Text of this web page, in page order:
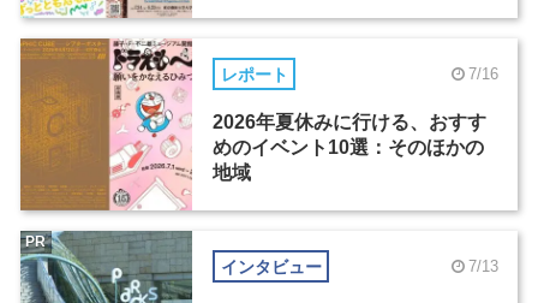
レポート 7/16
2026年夏休みに行ける、おすす
めのイベント10選：そのほかの
地域
インタビュー 7/13
PR